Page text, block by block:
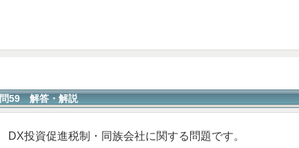
問59 解答・解説
DX投資促進税制・同族会社に関する問題です。